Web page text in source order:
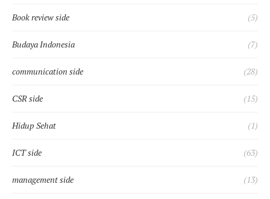
Book review side (5)
Budaya Indonesia (7)
communication side (28)
CSR side (15)
Hidup Sehat (1)
ICT side (63)
management side (13)